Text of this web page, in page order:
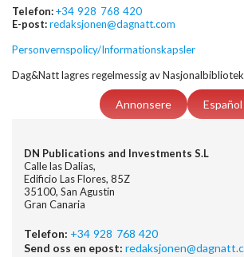
Telefon:+34 928 768 420
E-post:redaksjonen@dagnatt.com
Personvernspolicy/Informationskapsler
Dag&Natt lagres regelmessig av
Annonsere Español
DN Publications and Investments S.L
Calle las Dalias,
Edificio Las Flores, 85Z
35100, San Agustin
Gran Canaria
Telefon: +34 928 768 420
Send oss en epost: